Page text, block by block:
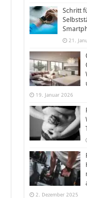
Schritt
21.
19. Januar 2026
2. Dezember 2025